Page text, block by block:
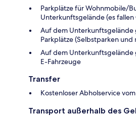
Parkplätze für Wohnmobile/
Unterkunftsgelände (es
Auf dem
Parkplätze (Selbstparken und
Auf dem Unterkunftsgelände
E-Fahrzeuge
Transfer
Kostenloser Abholservice
Transport außerhalb des